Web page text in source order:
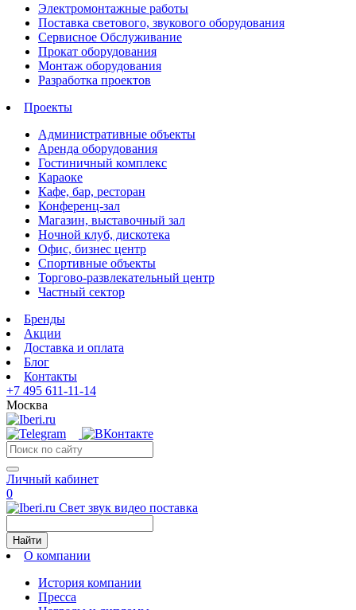
Электромонтажные работы
Поставка светового, звукового оборудования
Сервисное Обслуживание
Прокат оборудования
Монтаж оборудования
Разработка проектов
Проекты
Административные объекты
Аренда оборудования
Гостиничный комплекс
Караоке
Кафе, бар, ресторан
Конференц-зал
Магазин, выставочный зал
Ночной клуб, дискотека
Офис, бизнес центр
Спортивные объекты
Торгово-развлекательный центр
Частный сектор
Бренды
Акции
Доставка и оплата
Блог
Контакты
+7 495 611-11-14
Москва
Личный кабинет
0
Свет звук видео поставка
Найти
О компании
История компании
Пресса